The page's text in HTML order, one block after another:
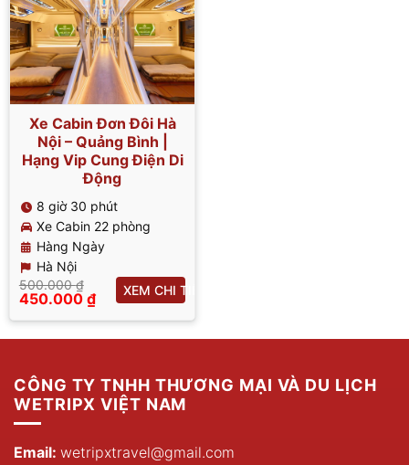
Xe Cabin Đơn Đôi Hà
Nội – Quảng Bình |
Hạng Vip Cung Điện Di
Động
8 giờ 30 phút
Xe Cabin 22 phòng
Hàng Ngày
Hà Nội
500.000₫
Giá
là:
500.000 ₫.
450.000 ₫
hiện
tại
450.000 ₫.
XEM CHI TIẾT
CÔNG TY TNHH THƯƠNG MẠI VÀ DU LỊCH
WETRIPX VIỆT NAM
Email: wetripxtravel@gmail.com